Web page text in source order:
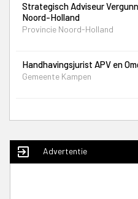
Strategisch Adviseur
Noord-Holland
Provincie Noord-Holland
Handhavingsjurist APV en
Gemeente Kampen
exit_to_app Advertentie